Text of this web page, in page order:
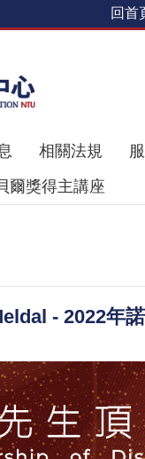
回首
相關法規
爾獎得主講座
- 2022年